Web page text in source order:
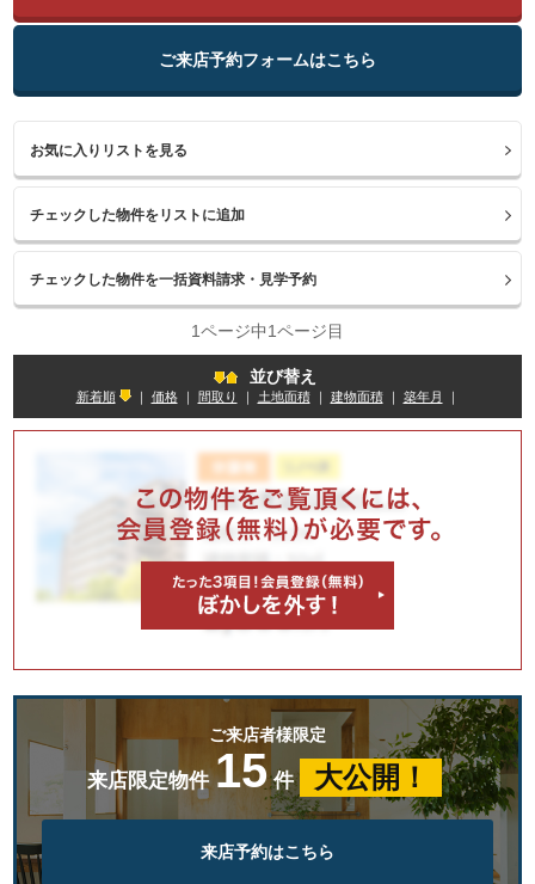
ご来店予約フォームはこちら
お気に入りリストを見る
1ページ中1ページ目
並び替え
新着順 ｜ 価格｜ 間取り 土地面積｜ 建物面積｜ 築年月
ご来店者様限定
来店限定物件 15 件 大公開！
来店予約はこちら